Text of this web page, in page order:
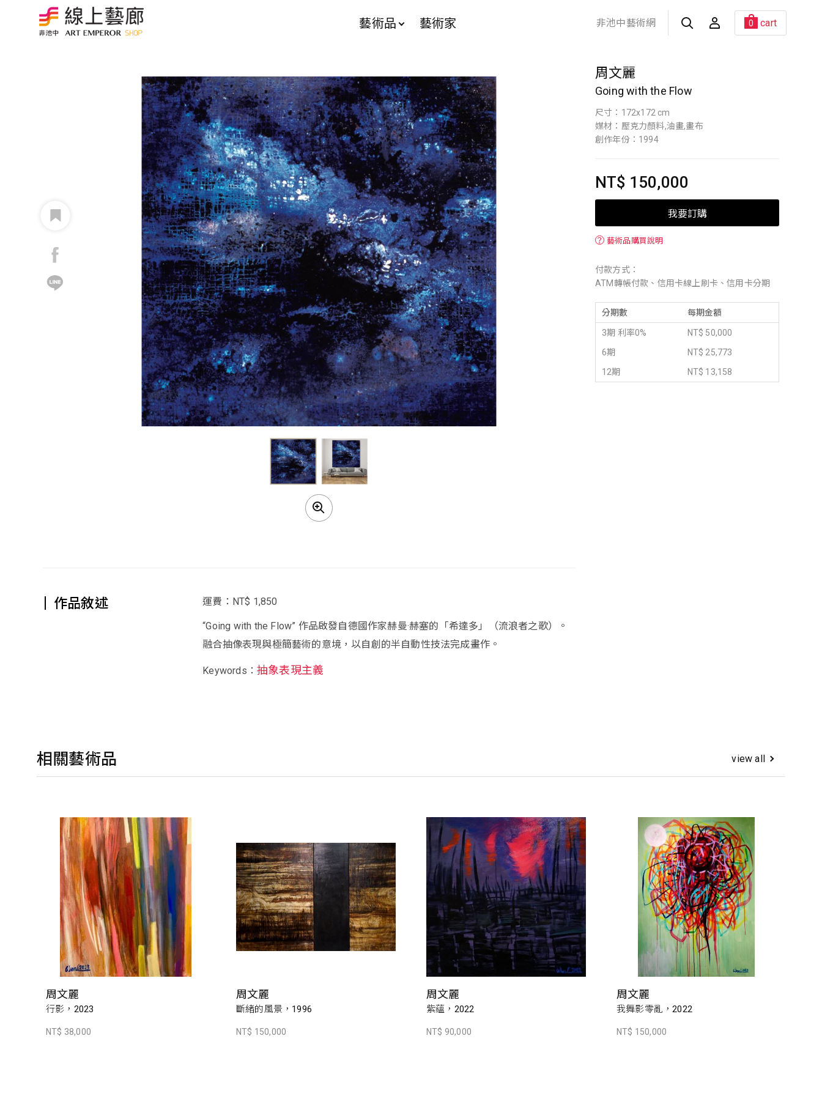
藝術品 藝術家 非池中藝術網 0 cart
周文麗
Going with the Flow
尺寸：172x172 cm
媒材：壓克力顏料,油畫,畫布
創作年份：1994
NT$ 150,000
我要訂購
？ 藝術品購買說明
付款方式：
ATM轉帳付款、信用卡線上刷卡、信用卡分期
分期數 每期金額
3期 利率0%
NT$ 50,000
6期
NT$ 25,773
12期
NT$ 13,158
作品敘述 運費：NT$ 1,850
“Going with the Flow” 作品啟發自德國作家赫曼·赫塞的「希達多」（流浪者之歌）。
融合抽像表現與極簡藝術的意境，以自創的半自動性技法完成畫作。
Keywords：抽象表現主義
相關藝術品 view all
周文麗
行影，2023
NT$ 38,000
周文麗
斷緒的風景，1996
NT$ 150,000
周文麗
紫蘊，2022
NT$ 90,000
周文麗
我舞影零亂，2022
NT$ 150,000